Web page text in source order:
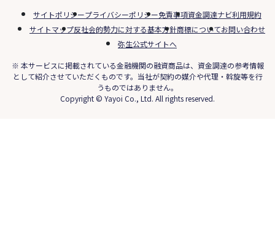
サイトポリシープライバシーポリシー免責事項資金調達ナビ利用規約
サイトマップ反社会的勢力に対する基本方針商標についてお問い合わせ
弥生公式サイトへ
※ 本サービスに掲載されている金融機関の融資商品は、資金調達の参考情報
として紹介させていただくものです。当社が契約の媒介や代理・斡旋等を行
うものではありません。
Copyright © Yayoi Co., Ltd. All rights reserved.